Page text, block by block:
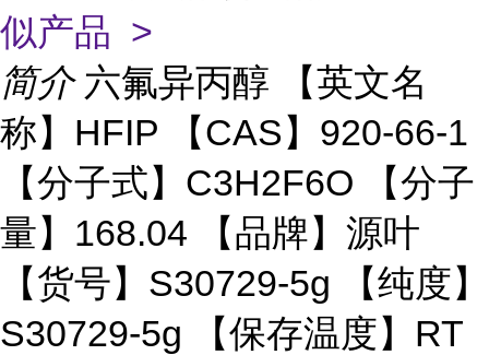
似产品 >
简介 六氟异丙醇 【英文名
称】HFIP 【CAS】920-66-1
【分子式】C3H2F6O 【分子
量】168.04 【品牌】源叶
【货号】S30729-5g 【纯度】
S30729-5g 【保存温度】RT